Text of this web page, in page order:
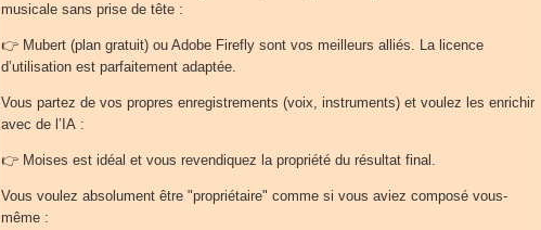
musicale sans prise de tête :
👉 Mubert (plan gratuit) ou Adobe Firefly sont vos meilleurs alliés. La licence
d’utilisation est parfaitement adaptée.
Vous partez de vos propres enregistrements (voix, instruments) et voulez les enrichir
avec de l’IA :
👉 Moises est idéal et vous revendiquez la propriété du résultat final.
Vous voulez absolument être "propriétaire" comme si vous aviez composé vous-
même :